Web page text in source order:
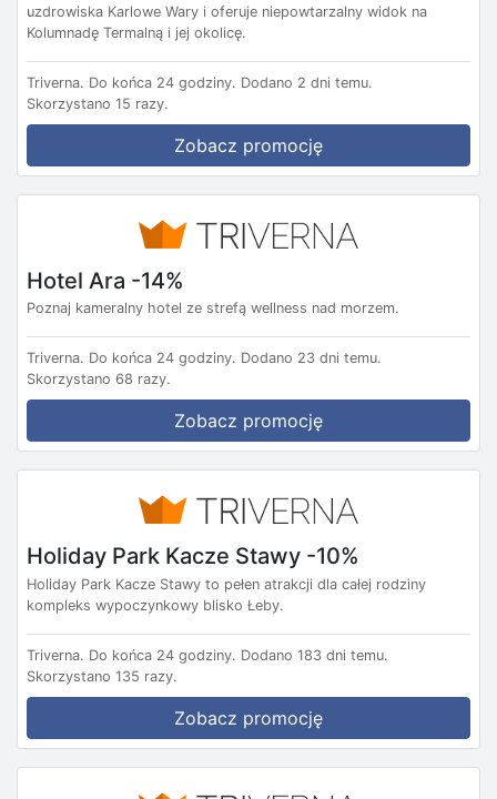
uzdrowiska Karlowe Wary i oferuje niepowtarzalny widok na
Kolumnadę Termalną i jej okolicę.
Triverna. Do końca 24 godziny. Dodano 2 dni temu.
Skorzystano 15 razy.
Zobacz promocję
Hotel Ara -14%
Poznaj kameralny hotel ze strefą wellness nad morzem.
Triverna. Do końca 24 godziny. Dodano 23 dni temu.
Skorzystano 68 razy.
Zobacz promocję
Holiday Park Kacze Stawy -10%
Holiday Park Kacze Stawy to pełen atrakcji dla całej rodziny
kompleks wypoczynkowy blisko Łeby.
Triverna. Do końca 24 godziny. Dodano 183 dni temu.
Skorzystano 135 razy.
Zobacz promocję